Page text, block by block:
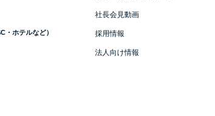
・ホテルなど）
社長会見動画
採用情報
法人向け情報